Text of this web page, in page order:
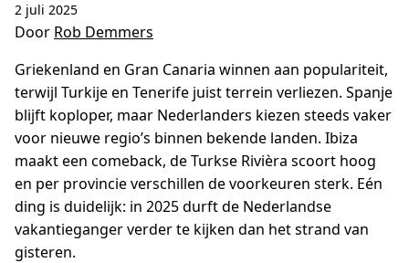
2 juli 2025
Door Rob Demmers
Griekenland en Gran Canaria winnen aan populariteit,
terwijl Turkije en Tenerife juist terrein verliezen. Spanje
blijft koploper, maar Nederlanders kiezen steeds vaker
voor nieuwe regio’s binnen bekende landen. Ibiza
maakt een comeback, de Turkse Rivièra scoort hoog
en per provincie verschillen de voorkeuren sterk. Eén
ding is duidelijk: in 2025 durft de Nederlandse
vakantieganger verder te kijken dan het strand van
gisteren.